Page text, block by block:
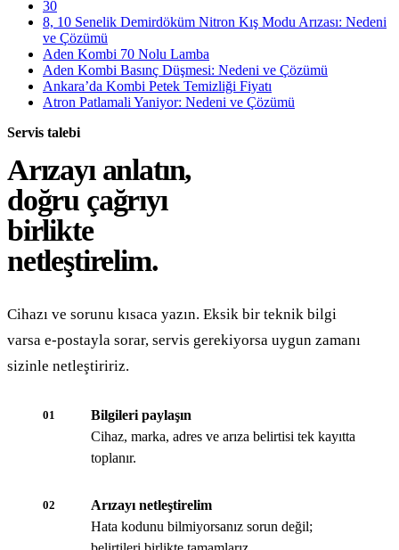
30
8, 10 Senelik Demirdöküm Nitron Kış Modu Arızası: Nedeni
ve Çözümü
Aden Kombi 70 Nolu Lamba
Aden Kombi Basınç Düşmesi: Nedeni ve Çözümü
Ankara’da Kombi Petek Temizliği Fiyatı
Atron Patlamali Yaniyor: Nedeni ve Çözümü
Servis talebi
Arızayı anlatın,
doğru çağrıyı
birlikte
netleştirelim.
Cihazı ve sorunu kısaca yazın. Eksik bir teknik bilgi
varsa e-postayla sorar, servis gerekiyorsa uygun zamanı
sizinle netleştiririz.
01
Bilgileri paylaşın
Cihaz, marka, adres ve arıza belirtisi tek kayıtta
toplanır.
02
Arızayı netleştirelim
Hata kodunu bilmiyorsanız sorun değil;